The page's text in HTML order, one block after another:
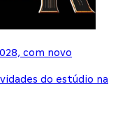
com novo
do estúdio na